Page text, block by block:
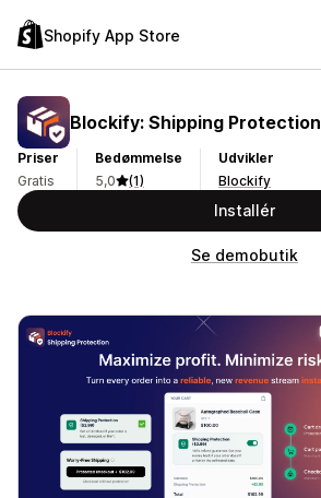
Shopify App Store
Blockify: Shipping Protection
Priser
Gratis
Bedømmelse
5,0
(1)
Udvikler
Blockify
Installér
Se demobutik